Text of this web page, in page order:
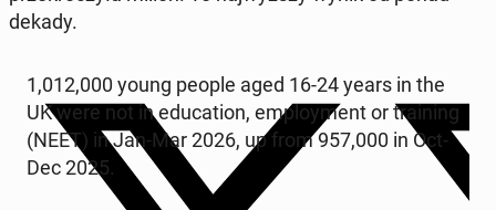
dekady.
1,012,000 young people aged 16-24 years in the
UK were not in ed­u­ca­tion, em­ploy­ment or train­ing
(NEET) in Jan-Mar 2026, up from 957,000 in Oct-
Dec 2025.